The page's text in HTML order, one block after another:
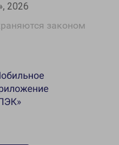
2026
законом